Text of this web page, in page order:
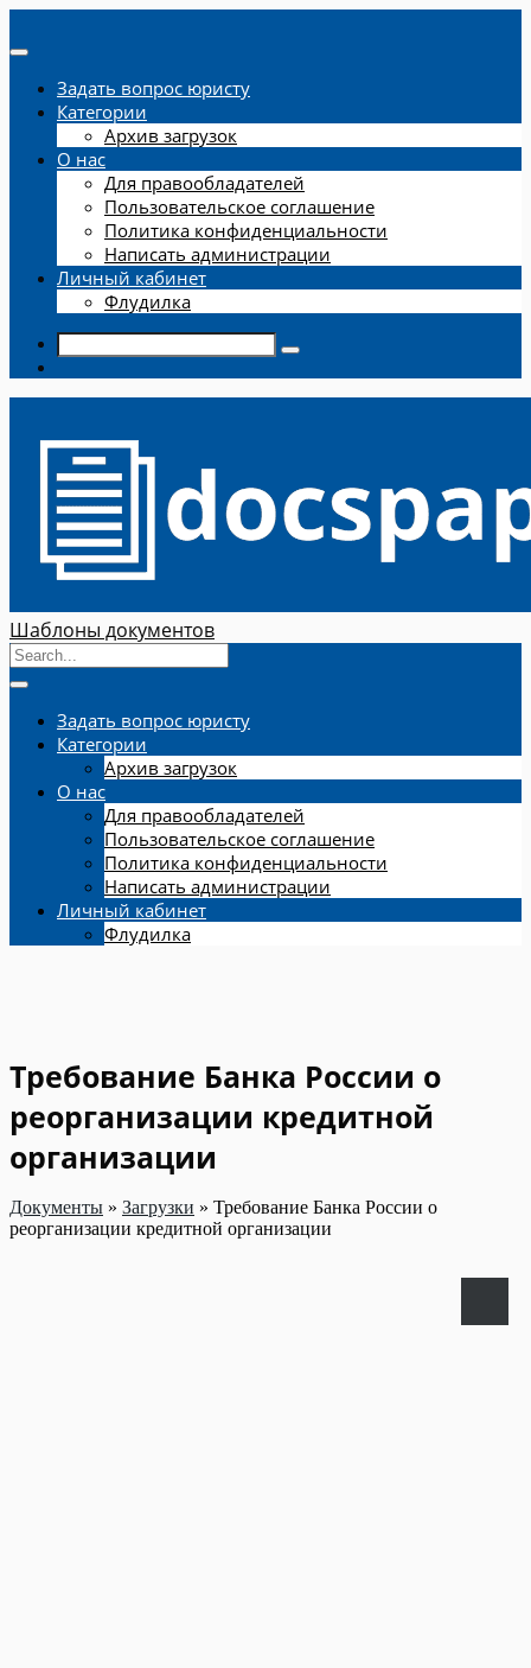
Задать вопрос юристу
Категории
Архив загрузок
О нас
Для правообладателей
Пользовательское соглашение
Политика конфиденциальности
Написать администрации
Личный кабинет
Флудилка
Шаблоны документов
Задать вопрос юристу
Категории
Архив загрузок
О нас
Для правообладателей
Пользовательское соглашение
Политика конфиденциальности
Написать администрации
Личный кабинет
Флудилка
Требование Банка России о
реорганизации кредитной
организации
Документы » Загрузки » Требование Банка России о
реорганизации кредитной организации